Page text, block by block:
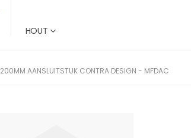
HOUT
200MM AANSLUITSTUK CONTRA DESIGN - MFDAC